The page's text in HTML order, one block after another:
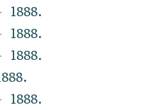
1888.
1888.
1888.
1888.